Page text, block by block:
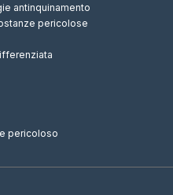
antinquinamento
pericolose
pericoloso